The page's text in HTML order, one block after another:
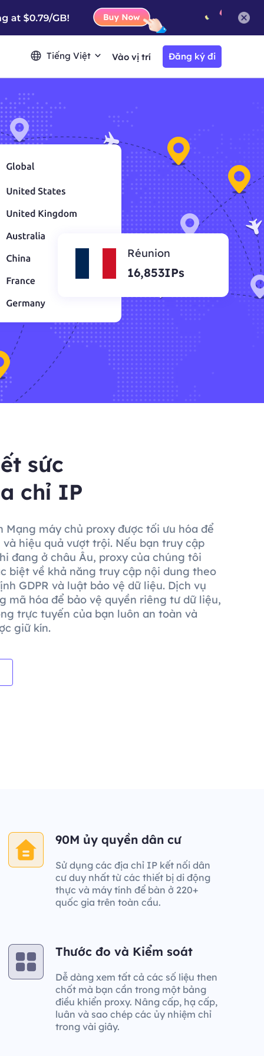
Tiếng Việt Vào vị trí Đăng ký đi
Réunion
16,853IPs
sức
chỉ IP
Mạng máy chủ proxy được tối ưu hóa để
hiệu quả vượt trội. Nếu bạn truy cập
đang ở châu Âu, proxy của chúng tôi
biệt về khả năng truy cập nội dung theo
GDPR và luật bảo vệ dữ liệu. Dịch vụ
mã hóa để bảo vệ quyền riêng tư dữ liệu,
trực tuyến của bạn luôn an toàn và
giữ kín.
90M ủy quyền dân cư
Sử dụng các địa chỉ IP kết nối dân
cư duy nhất từ các thiết bị di động
thực và máy tính để bàn ở 220+
quốc gia trên toàn cầu.
Thước đo và Kiểm soát
Dễ dàng xem tất cả các số liệu then
chốt mà bạn cần trong một bảng
điều khiển proxy. Nâng cấp, hạ cấp,
luân và sao chép các ủy nhiệm chỉ
trong vài giây.